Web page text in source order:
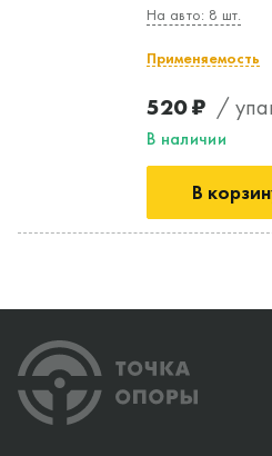
На авто: 8 шт.
Применяемость
520 ₽ /
В наличии
В